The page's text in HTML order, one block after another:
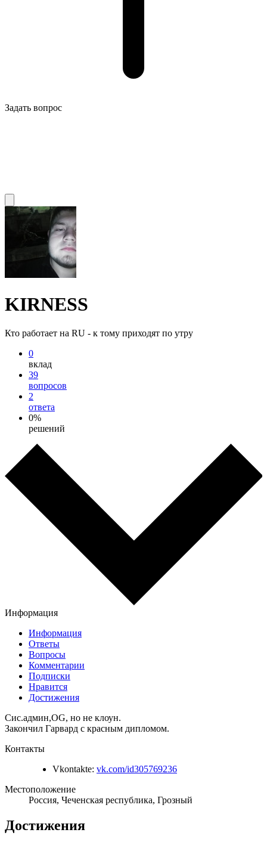
Задать вопрос
KIRNESS
Кто работает на RU - к тому приходят по утру
0
вклад
39
вопросов
2
ответа
0%
решений
Информация
Информация
Ответы
Вопросы
Комментарии
Подписки
Нравится
Достижения
Сис.админ,OG, но не клоун.
Закончил Гарвард с красным дипломом.
Контакты
Vkontakte: vk.com/id305769236
Местоположение
Россия, Чеченская республика, Грозный
Достижения